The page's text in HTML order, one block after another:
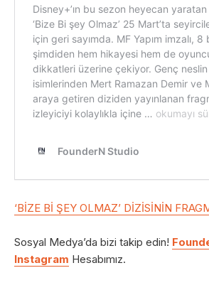
‘BİZE Bİ ŞEY OLMAZ’ DİZİSİNİN
Sosyal Medya’da bizi takip edin!
Instagram Hesabımız.